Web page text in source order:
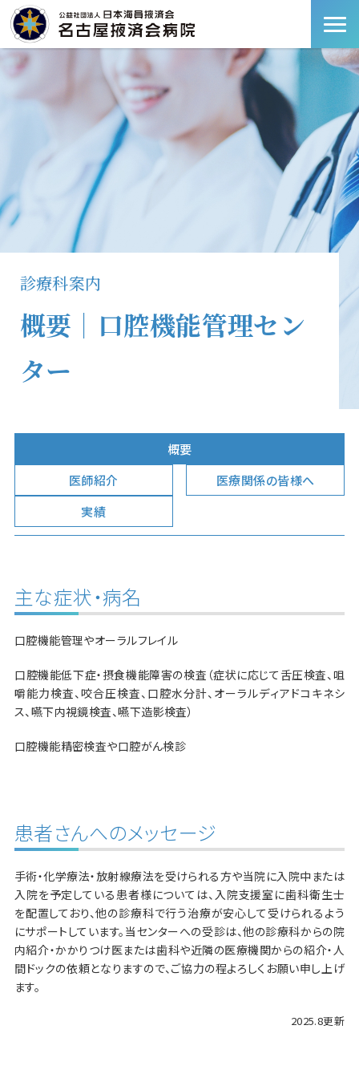
診療科案内
概要｜口腔機能管理セン
ター
概要
医師紹介
医療関係の皆様へ
実績
主な症状・病名
口腔機能管理やオーラルフレイル
口腔機能低下症・摂食機能障害の検査（症状に応じて舌圧検査、咀
嚼能力検査、咬合圧検査、口腔水分計、オーラルディアドコキネシ
ス、嚥下内視鏡検査、嚥下造影検査）
口腔機能精密検査や口腔がん検診
患者さんへのメッセージ
手術・化学療法・放射線療法を受けられる方や当院に入院中または
入院を予定している患者様については、入院支援室に歯科衛生士
を配置しており、他の診療科で行う治療が安心して受けられるよう
にサポートしています。当センターへの受診は、他の診療科からの院
内紹介・かかりつけ医または歯科や近隣の医療機関からの紹介・人
間ドックの依頼となりますので、ご協力の程よろしくお願い申し上げ
ます。
2025.8更新